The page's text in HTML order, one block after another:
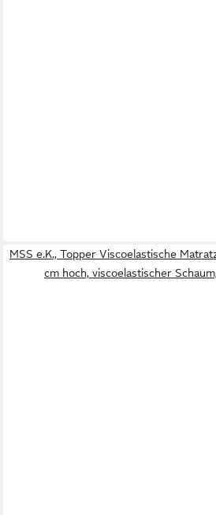
MSS e.K., Topper Viscoelastische
cm hoch, viscoelastischer